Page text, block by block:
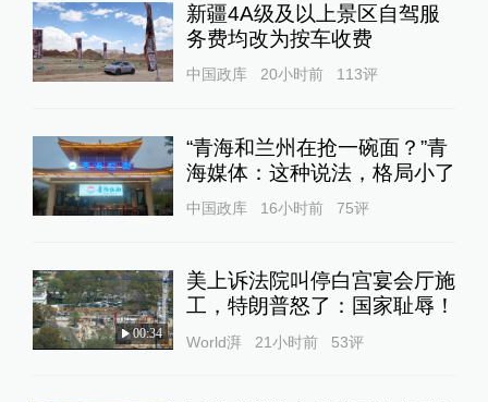
新疆4A级及以上景区自驾服
务费均改为按车收费
中国政库 20小时前 113评
“青海和兰州在抢一碗面？”青
海媒体：这种说法，格局小了
中国政库 16小时前 75评
00:34
美上诉法院叫停白宫宴会厅施
工，特朗普怒了：国家耻辱！
World湃 21小时前 53评